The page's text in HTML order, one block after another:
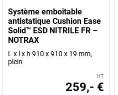
Système emboîtable
antistatique Cushion Ease
Solid™ ESD NITRILE FR –
NOTRAX
L x l x h 910 x 910 x 19 mm,
plein
HT
259,- €